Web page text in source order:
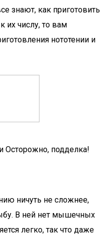
знают, как приготовить
их числу, то вам
нототении и
Осторожно, подделка!
ничуть не сложнее,
В ней нет мышечных
легко, так что даже